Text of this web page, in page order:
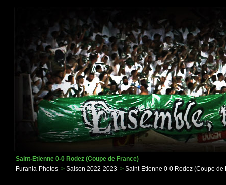
Saint-Etienne 0-0 Rodez (Coupe de France)
Furania-Photos > Saison 2022-2023 > Saint-Etienne 0-0 Rodez (Coupe de